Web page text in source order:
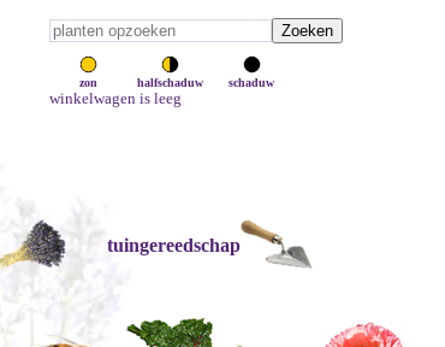
zon halfschaduw schaduw
winkelwagen is leeg
tuingereedschap